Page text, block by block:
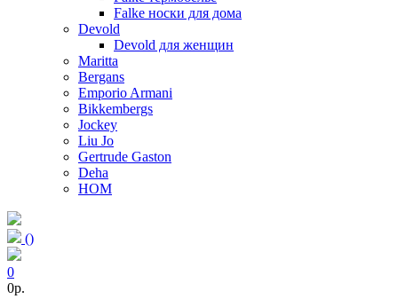
Falke носки для дома
Devold
Devold для женщин
Maritta
Bergans
Emporio Armani
Bikkembergs
Jockey
Liu Jo
Gertrude Gaston
Deha
HOM
()
0
0p.